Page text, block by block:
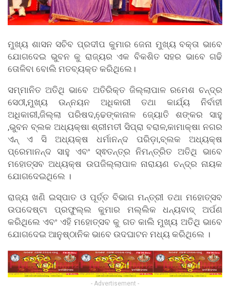
ମୁଖ୍ୟ ଶାସନ ସଚିବ ପ୍ରଦୀପ କୁମାର ଜେନା ମୁଖ୍ୟ ବକ୍ତା ଭାବେ
ଯୋଗଦେଇ ଭୁବନ କୁ ରାଜ୍ୟର ଏକ ବିକଶିତ ସହର ଭାବେ ଗଢି
ତୋଳିବା ବୋଲି ମତବ୍ୟକ୍ତ କରିଥିଲେ।
ସମ୍ମାନିତ ଅତିଥି ଭାବେ ଅତିରିକ୍ତ ଜିଲ୍ଲାପାଳ ରମେଶ ଚନ୍ଦ୍ର
ସେଠୀ,ମୁଖ୍ୟ ଉନ୍ନୟନ ଅଧିକାରୀ ତଥା କାର୍ଯ୍ୟ ନିର୍ବାହୀ
ଅଧିକାରୀ,ଜିଲ୍ଲା ପରିଷଦ,ଢେ଼ଙ୍କାନାଳ ଜ୍ୟୋତି ଶଙ୍କର ସାହୁ
,ଭୁବନ ବ୍ଲକ ଅଧ୍ୟକ୍ଷା ଶ୍ରୀମତୀ ସିପ୍ରା ବରାଳ,କାମାକ୍ଷା ନଗର
ଏନ୍ ଏ ସି ଅଧ୍ୟକ୍ଷ ଧର୍ମାନନ୍ଦ ପରିଡ଼ା,ବ୍ଲକ ଅଧ୍ୟକ୍ଷ
ପ୍ରେମାନନ୍ଦ ସାହୁ ଏବଂ ସ୍ଵତନ୍ତ୍ର ନିମନ୍ତ୍ରିତ ଅତିଥି ଭାବେ
ମହୋତ୍ସବ ଅଧ୍ୟକ୍ଷ ଉପଜିଲ୍ଲାପାଳ ନାରାୟଣ ଚନ୍ଦ୍ର ନାୟକ
ଯୋଗଦେଇଥିଲେ ।
ରାଜ୍ୟ ଖଣି ଇସ୍ପାତ ଓ ପୂର୍ତ୍ତ ବିଭାଗ ମନ୍ତ୍ରୀ ତଥା ମହୋତ୍ସବ
ଉପଦେଷ୍ଟା ପ୍ରଫୁଲ୍ଲ କୁମାର ମଲ୍ଲିକ ଧନ୍ୟବାଦ୍ ଅର୍ପଣ
କରିଥିଲେ ଏବଂ ଏହି ମହୋତ୍ସବ କୁ ଗତ କାଲି ମୁଖ୍ୟ ଅତିଥି ଭାବେ
ଯୋଗଦେଇ ଆନୁଷ୍ଠାନିକ ଭାବେ ଉଦଘାଟନ ମଧ୍ୟ କରିଥିଲେ ।
- Advertisement -